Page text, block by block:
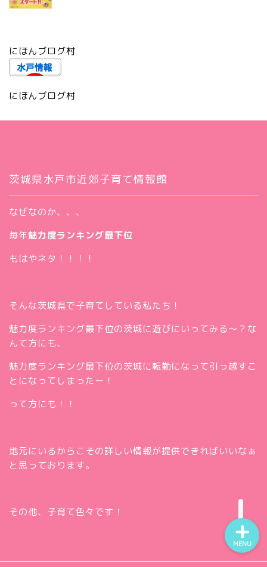
にほんブログ村
にほんブログ村
茨城県水戸市近郊子育て情報館
なぜなのか、、、
毎年魅力度ランキング最下位
もはやネタ！！！！
そんな茨城県で子育てしている私たち！
魅力度ランキング最下位の茨城に遊びにいってみる～？な
んて方にも、
魅力度ランキング最下位の茨城に転勤になって引っ越すこ
とになってしまったー！
って方にも！！
地元にいるからこその詳しい情報が提供できればいいなぁ
と思っております。
その他、子育て色々です！
MENU
い合